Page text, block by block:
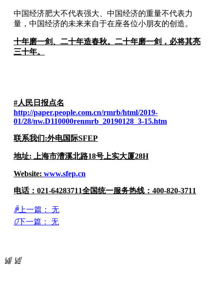
中国经济肥大不代表强大、中国经济的重量不代表力
量，中国经济的未来来自于在座各位小朋友的创造。
十年磨一剑、二十年造春秋。二十年磨一剑，必将其亮
三十年。
#人民日报点名
http://paper.people.com.cn/rmrb/html/2019-
01/28/nw.D110000renmrb_20190128_3-15.htm
联系我们:外电国际SFEP
地址: 上海市漕溪北路18号上实大厦28H
Website: www.sfep.cn
电话：021-64283711全国统一服务热线：400-820-3711
ꄴ上一篇：
无
ꄲ下一篇： 无
넳 넲